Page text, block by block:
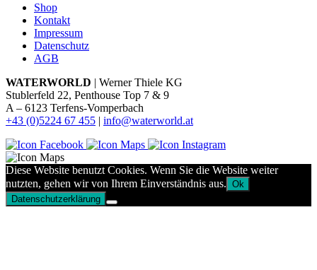
Shop
Kontakt
Impressum
Datenschutz
AGB
WATERWORLD | Werner Thiele KG
Stublerfeld 22, Penthouse Top 7 & 9
A – 6123 Terfens-Vomperbach
+43 (0)5224 67 455 | info@waterworld.at
Diese Website benutzt Cookies. Wenn Sie die Website weiter
nutzten, gehen wir von Ihrem Einverständnis aus. Ok
Datenschutzerklärung